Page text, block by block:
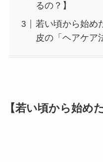
るの？】
若い頃から始め
皮の「ヘアケア
【若い頃から始め